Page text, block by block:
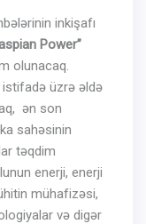
inkişafı
Power”
olunacaq.
istifadə üzrə əldə
ən son
sahəsinin
təqdim
enerji, enerji
mühafizəsi,
və digər